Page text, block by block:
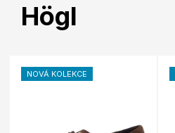
Högl
NOVÁ KOLEKCE